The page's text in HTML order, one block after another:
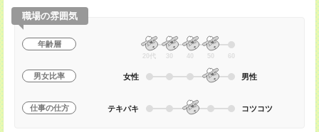
職場の雰囲気
年齢層
20代 30 40 50 60
男女比率 女性 男性
仕事の仕方 テキパキ コツコツ